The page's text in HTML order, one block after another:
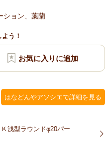
ション、葉蘭
う！
はなどんやアソシエで詳細を見る
浅型ラウンドφ20パー